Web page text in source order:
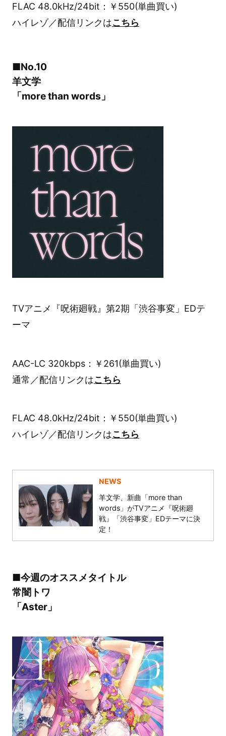
FLAC 48.0kHz/24bit：￥550(単曲買い)
ハイレゾ／配信リンクはこちら
■No.10
羊文学
「more than words」
TVアニメ『呪術廻戦』第2期「渋谷事変」EDテ
ーマ
AAC-LC 320kbps：￥261(単曲買い)
通常／配信リンクはこちら
FLAC 48.0kHz/24bit：￥550(単曲買い)
ハイレゾ／配信リンクはこちら
NEWS
羊文学、新曲「more than
words」がTVアニメ『呪術廻
戦』「渋谷事変」EDテーマに決
定！
■今週のオススメタイトル
常闇トワ
「Aster」